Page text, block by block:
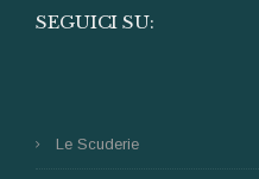
SEGUICI SU:
Le Scuderie